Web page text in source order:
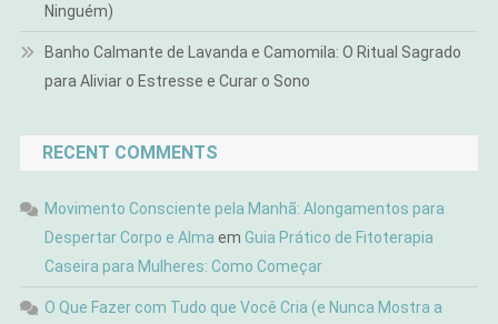
Ninguém)
Banho Calmante de Lavanda e Camomila: O Ritual Sagrado
para Aliviar o Estresse e Curar o Sono
RECENT COMMENTS
Movimento Consciente pela Manhã: Alongamentos para
Despertar Corpo e Alma em Guia Prático de Fitoterapia
Caseira para Mulheres: Como Começar
O Que Fazer com Tudo que Você Cria (e Nunca Mostra a